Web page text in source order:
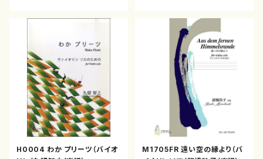
H0004 わか プリーツ（バイオ
M1705FR 遠い空の縁より（バ